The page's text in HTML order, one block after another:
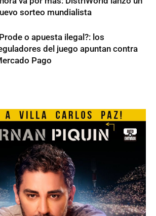
sorteo mundialista
o apuesta ilegal?: los
del juego apuntan contra
Pago